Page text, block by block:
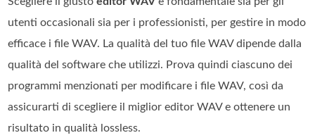
utenti occasionali sia per i professionisti, per gestire in modo
efficace i file WAV. La qualità del tuo file WAV dipende dalla
qualità del software che utilizzi. Prova quindi ciascuno dei
programmi menzionati per modificare i file WAV, così da
assicurarti di scegliere il miglior editor WAV e ottenere un
risultato in qualità lossless.